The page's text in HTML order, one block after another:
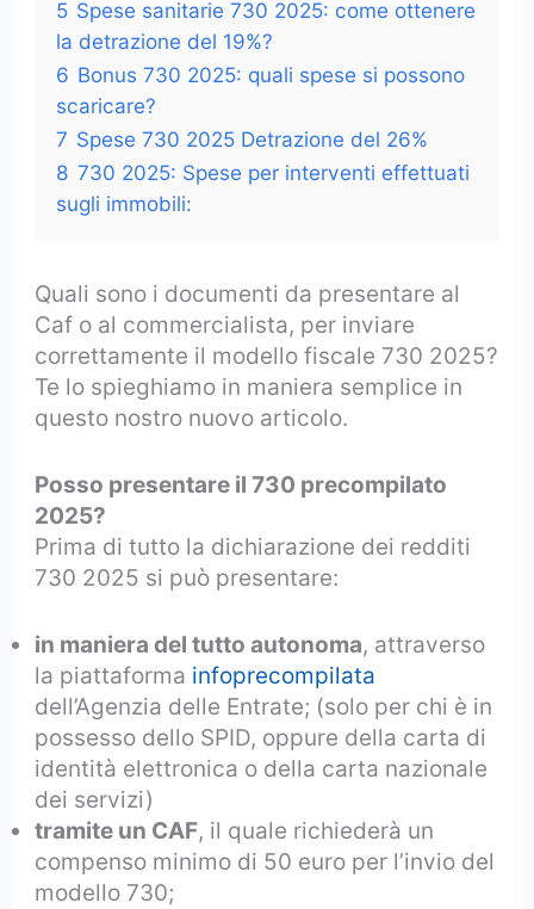
5 Spese sanitarie 730 2025: come ottenere
la detrazione del 19%?
6 Bonus 730 2025: quali spese si possono
scaricare?
7 Spese 730 2025 Detrazione del 26%
8 730 2025: Spese per interventi effettuati
sugli immobili:
Quali sono i documenti da presentare al
Caf o al commercialista, per inviare
correttamente il modello fiscale 730 2025?
Te lo spieghiamo in maniera semplice in
questo nostro nuovo articolo.
Posso presentare il 730 precompilato
2025?
Prima di tutto la dichiarazione dei redditi
730 2025 si può presentare:
in maniera del tutto autonoma, attraverso
la piattaforma infoprecompilata
dell’Agenzia delle Entrate; (solo per chi è in
possesso dello SPID, oppure della carta di
identità elettronica o della carta nazionale
dei servizi)
tramite un CAF, il quale richiederà un
compenso minimo di 50 euro per l’invio del
modello 730;